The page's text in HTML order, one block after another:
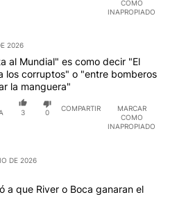
facturando y pagando al estado
deudas a la jauria del estado y
qué, ya que es economista
no se dedico primero a crear el
economico financiero poblacion
recien entonces aliente el
el crecimiento de los deudores
cuando asumio y formar un
Ud habla en cadena debo
un ahorro en electricidad y
apago hasta los ventiladores
COMO
INAPROPIADO
2026
al Mundial" es como decir "El
los corruptos" o "entre bomberos
la manguera"
3 0
COMPARTIR
MARCAR
COMO
INAPROPIADO
DE 2026
a que River o Boca ganaran el